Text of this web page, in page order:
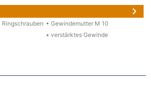
• Gewindemutter M 10
• verstärktes Gewinde